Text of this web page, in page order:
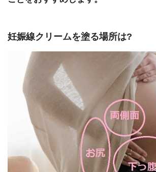
妊娠線クリームを塗る場所は?